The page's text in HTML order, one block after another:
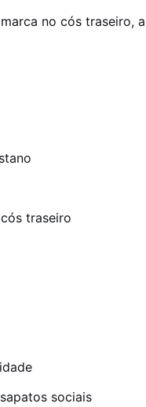
no cós traseiro,
traseiro
sociais